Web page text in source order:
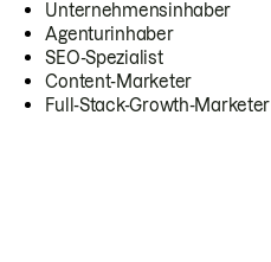
Unternehmensinhaber
Agenturinhaber
SEO-Spezialist
Content-Marketer
Full-Stack-Growth-Marketer